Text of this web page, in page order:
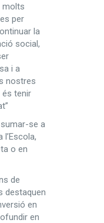
molts
per
la
social,
i a
nostres
tenir
se a
o en
de
destaquen
en
en